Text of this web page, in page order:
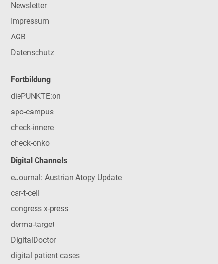
Newsletter
Impressum
AGB
Datenschutz
Fortbildung
diePUNKTE:on
apo-campus
check-innere
check-onko
Digital Channels
eJournal: Austrian Atopy Update
car-t-cell
congress x-press
derma-target
DigitalDoctor
digital patient cases